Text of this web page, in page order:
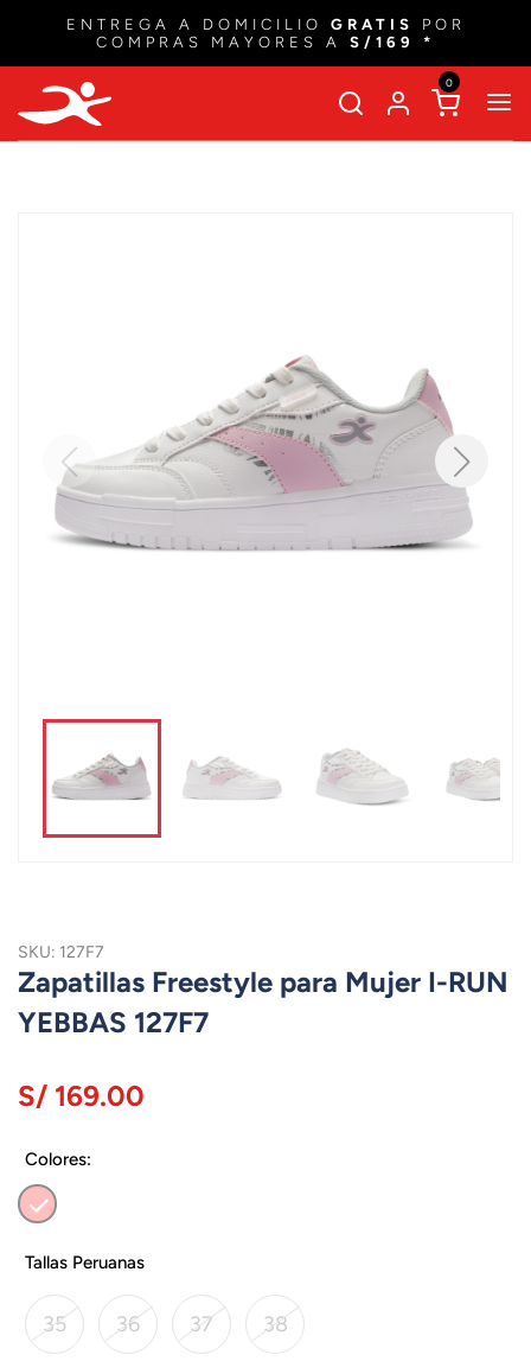
ENTREGA A DOMICILIO GRATIS
POR
COMPRAS MAYORES A S/169 *
0
SKU: 127F7
Zapatillas Freestyle para Mujer I-RUN
YEBBAS 127F7
S/ 169.00
Colores:
Tallas Peruanas
35 36 37 38